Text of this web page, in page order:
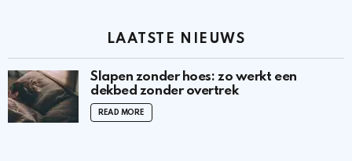
LAATSTE NIEUWS
Slapen zonder hoes: zo werkt een
dekbed zonder overtrek
READ MORE